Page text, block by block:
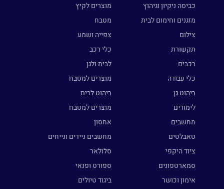
כביסה ניקיון וגיהוץ
מוצרים לקיץ
מזגנים וחימום לבית
מטבח
צילום
צפייה ושמע
תקשורת
כלי רכב
רכבים
לבית ולגן
כלי עבודה
מוצרים למטבח
ריהוט גן
ריהוט לבית
לימודים
מוצרים למטבח
מחשבים
אחסון
טאבלטים
מחשבים ניידים ונייחים
ציוד היקפי
סלולאר
סמארטפונים
ספורט ופנאי
אימון וכושר
ביגוד טיולים